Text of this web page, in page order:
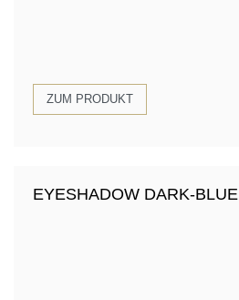
ZUM PRODUKT
EYESHADOW DARK-BLUE